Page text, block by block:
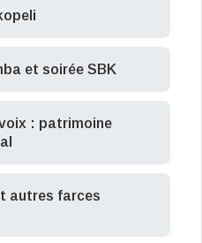
et soirée SBK
: patrimoine
autres farces